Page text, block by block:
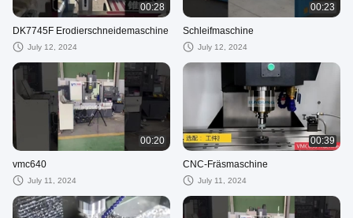
00:28
DK7745F Erodierschneidemaschine
July 12, 2024
00:23
Schleifmaschine
July 12, 2024
00:20
vmc640
July 11, 2024
00:39
CNC-Fräsmaschine
July 11, 2024